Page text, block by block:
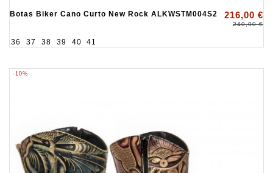
Botas Biker Cano Curto New Rock ALKWSTM004S2 216,00 €
240,00 €
36 37 38 39 40 41
-10%